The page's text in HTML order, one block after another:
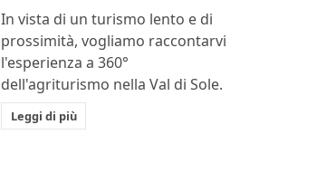
In vista di un turismo lento e di
prossimità, vogliamo raccontarvi
l'esperienza a 360°
dell'agriturismo nella Val di Sole.
Leggi di più